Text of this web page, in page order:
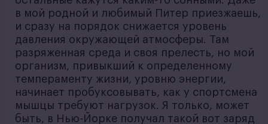
в мой родной и любимый Питер приезжаешь,
и сразу на порядок снижается уровень
давления окружающей атмосферы. Там
разряженная среда и своя прелесть, но мой
организм, привыкший к определенному
темпераменту жизни, уровню энергии,
начинает пробуксовывать, как у спортсмена
мышцы требуют нагрузок. Я только, может
быть, в Нью-Йорке получал такой вот заряд